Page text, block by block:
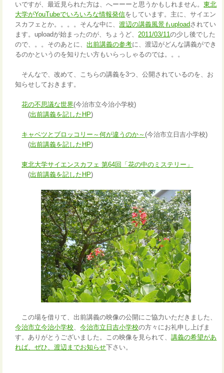
いですが、最近見られた方は、へーーーと思うかもしれません。東北
大学がYouTubeでいろいろな情報発信をしています。主に、サイエン
スカフェとか。。。。そんな中に、渡辺の講義風景もuploadされてい
ます。uploadが始まったのが、ちょうど、2011/03/11の少し後でした
ので、。。そのあとに、出前講義の参考に、渡辺がどんな講義ができ
るのかというのを知りたい方もいらっしゃるのでは。。。
そんなで、改めて、こちらの講義を3つ、公開されているのを、お
知らせしておきます。
花の不思議な世界(今治市立今治小学校)
(出前講義を記したHP)
キャベツとブロッコリー～何が違うのか～(今治市立日吉小学校)
(出前講義を記したHP)
東北大学サイエンスカフェ 第64回「花の中のミステリー」
(出前講義を記したHP)
この場を借りて、出前講義の映像の公開にご協力いただきました、
今治市立今治小学校、今治市立日吉小学校の方々にお礼申し上げま
す。ありがとうございました。この映像を見られて、講義の希望があ
れば、ぜひ、渡辺までお知らせ下さい。